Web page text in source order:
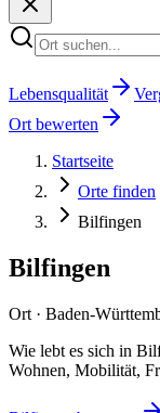
Lebensqualität
Ort bewerten
Startseite
Orte finden
Bilfingen
Bilfingen
Ort · Baden-
Wie lebt es sich in
Wohnen, Mobilität,